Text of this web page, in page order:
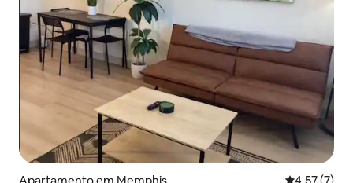
Apartamento em Memphis 4,57 (7)